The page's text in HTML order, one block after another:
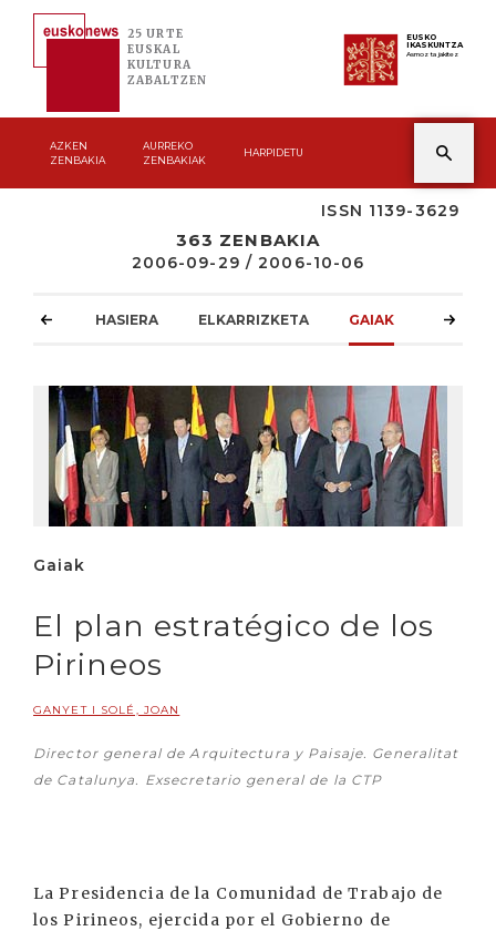
25 URTE
EUSKAL
KULTURA
ZABALTZEN
EUSKO
IKASKUNTZA
Asmoz ta jakitez
AZKEN
ZENBAKIA
AURREKO
ZENBAKIAK
HARPIDETU
ISSN 1139-3629
363 ZENBAKIA
2006-09-29 / 2006-10-06
HASIERA ELKARRIZKETA GAIAK
Gaiak
El plan estratégico de los
Pirineos
GANYET I SOLÉ, JOAN
Director general de Arquitectura y Paisaje. Generalitat
de Catalunya. Exsecretario general de la CTP
La Presidencia de la Comunidad de Trabajo de
los Pirineos, ejercida por el Gobierno de